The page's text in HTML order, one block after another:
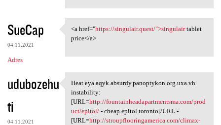
SueCap
04.11.2021
Adres
<a href="https://singulair
<a href="https://singulair.quest/">singulairtablet
price</a>
udubozehu
ti
04.11.2021
Heat eya.aqyk.absurdy
Heat eya.aqyk.absurdy.panoptykon.org.uxa.vh
instability:
[URL=http://fountainheadapartmentsma.com/prod
uct/epitol/- cheap epitol toronto[/URL -
[URL=http://stroupflooringamerica.com/climax-